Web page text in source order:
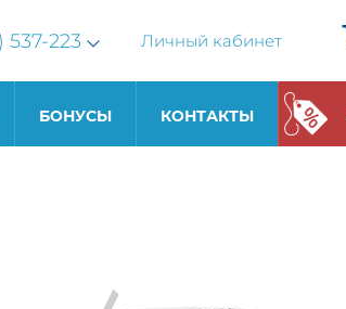
537-223 Личный кабинет
БОНУСЫ КОНТАКТЫ